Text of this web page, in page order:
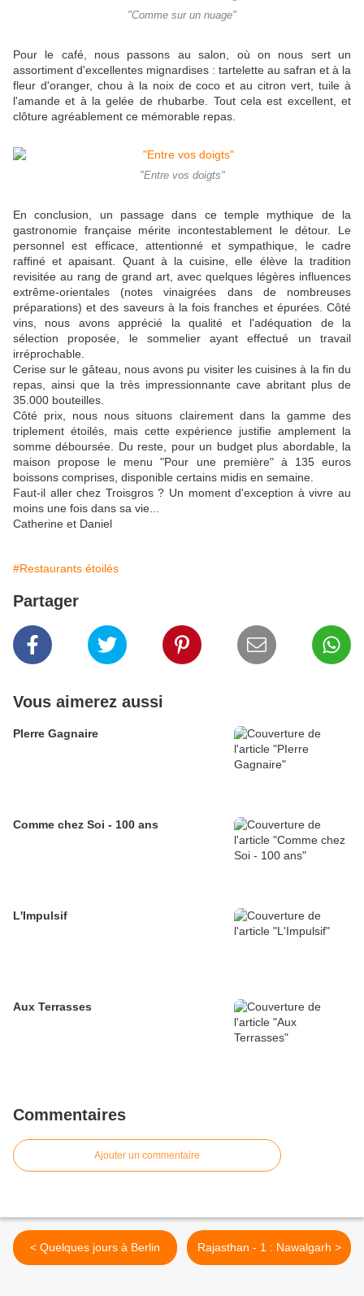
"Comme sur un nuage"
Pour le café, nous passons au salon, où on nous sert un
assortiment d'excellentes mignardises : tartelette au safran et à la
fleur d'oranger, chou à la noix de coco et au citron vert, tuile à
l'amande et à la gelée de rhubarbe. Tout cela est excellent, et
clôture agréablement ce mémorable repas.
"Entre vos doigts"
En conclusion, un passage dans ce temple mythique de la
gastronomie française mérite incontestablement le détour. Le
personnel est efficace, attentionné et sympathique, le cadre
raffiné et apaisant. Quant à la cuisine, elle élève la tradition
revisitée au rang de grand art, avec quelques légères influences
extrême-orientales (notes vinaigrées dans de nombreuses
préparations) et des saveurs à la fois franches et épurées. Côté
vins, nous avons apprécié la qualité et l'adéquation de la
sélection proposée, le sommelier ayant effectué un travail
irréprochable.
Cerise sur le gâteau, nous avons pu visiter les cuisines à la fin du
repas, ainsi que la très impressionnante cave abritant plus de
35.000 bouteilles.
Côté prix, nous nous situons clairement dans la gamme des
triplement étoilés, mais cette expérience justifie amplement la
somme déboursée. Du reste, pour un budget plus abordable, la
maison propose le menu "Pour une première" à 135 euros
boissons comprises, disponible certains midis en semaine.
Faut-il aller chez Troisgros ? Un moment d'exception à vivre au
moins une fois dans sa vie...
Catherine et Daniel
#Restaurants étoilés
Partager
Vous aimerez aussi
PIerre Gagnaire
Comme chez Soi - 100 ans
L'Impulsif
Aux Terrasses
Commentaires
Ajouter un commentaire
< Quelques jours à Berlin Rajasthan - 1 : Nawalgarh >